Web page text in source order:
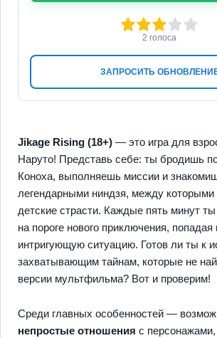
ЗАПРОСИТЬ
3 4 5
2 голоса
Jikage Rising (18+) — это игра для
Наруто! Представь себе: ты бродишь
Коноха, выполняешь миссии и
легендарными ниндзя, между которыми
детские страсти. Каждые пять минут
на пороге нового приключения,
интригующую ситуацию. Готов ли ты к
захватывающим тайнам, которые не
версии мультфильма? Вот и проверим!
Среди главных особенностей —
непростые отношения с